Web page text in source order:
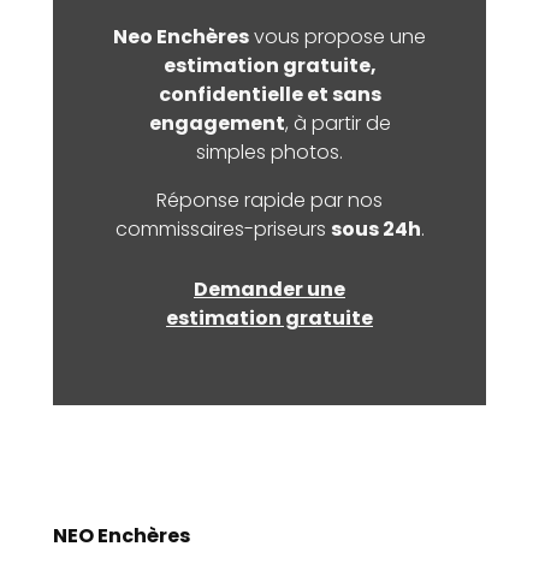
Neo Enchèresvous propose une
estimation gratuite,
confidentielle et sans
engagement, à partir de
simples photos.
Réponse rapide par nos
commissaires-priseurs sous 24h.
Demander une
estimation gratuite
NEO Enchères